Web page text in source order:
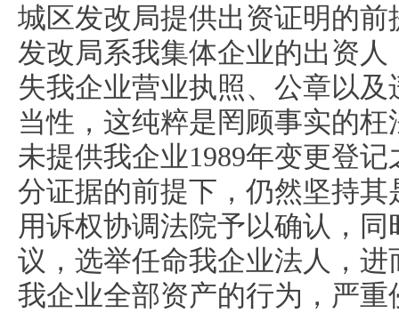
城区发改局提供出资证明的
发改局系我集体企业的出资
失我企业营业执照、公章以
当性，这纯粹是罔顾事实的
未提供我企业1989年变更登
分证据的前提下，仍然坚持
用诉权协调法院予以确认，
议，选举任命我企业法人，
我企业全部资产的行为，严